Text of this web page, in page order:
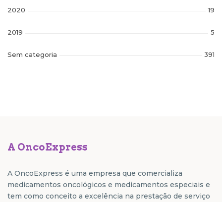
2020 19
2019 5
Sem categoria 391
A OncoExpress
A OncoExpress é uma empresa que comercializa
medicamentos oncológicos e medicamentos especiais e
tem como conceito a excelência na prestação de serviço